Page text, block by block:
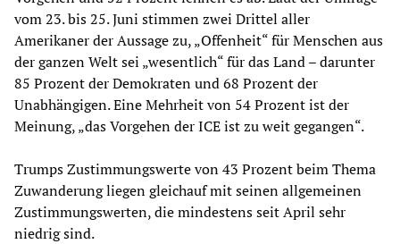
vom 23. bis 25. Juni stimmen zwei Drittel aller
Amerikaner der Aussage zu, „Offenheit“ für Menschen aus
der ganzen Welt sei „wesentlich“ für das Land – darunter
85 Prozent der Demokraten und 68 Prozent der
Unabhängigen. Eine Mehrheit von 54 Prozent ist der
Meinung, „das Vorgehen der ICE ist zu weit gegangen“.
Trumps Zustimmungswerte von 43 Prozent beim Thema
Zuwanderung liegen gleichauf mit seinen allgemeinen
Zustimmungswerten, die mindestens seit April sehr
niedrig sind.